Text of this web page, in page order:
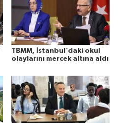
TBMM, İstanbul'daki okul
olaylarını mercek altına aldı